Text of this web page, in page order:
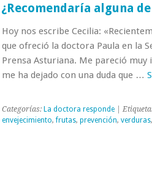
¿Recomendaría alguna
Hoy nos escribe Cecilia:
que ofreció la doctora Paula en la
Prensa Asturiana. Me pareció
me ha dejado con una duda que …
Categorías: La doctora responde|
envejecimiento,frutas, prevención, verduras,